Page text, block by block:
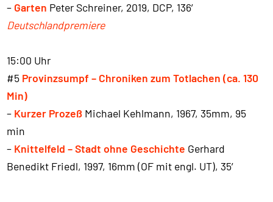
– Garten Peter Schreiner, 2019, DCP, 136′
Deutschlandpremiere
15:00 Uhr
#5 Provinzsumpf – Chroniken zum Totlachen (ca. 130
Min)
– Kurzer Prozeß Michael Kehlmann, 1967, 35mm, 95
min
– Knittelfeld – Stadt ohne Geschichte Gerhard
Benedikt Friedl, 1997, 16mm (OF mit engl. UT), 35′